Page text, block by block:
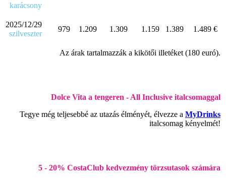
karácsony
2025/12/29
szilveszter
979 1.209 1.309 1.159 1.389 1.489 €
Az árak tartalmazzák a kikötői illetéket (180 euró).
Dolce Vita a tengeren - All Inclusive italcsomaggal
Tegye még teljesebbé az utazás élményét, élvezze a MyDrinks
italcsomag kényelmét!
5 - 20% CostaClub kedvezmény törzsutasok számára